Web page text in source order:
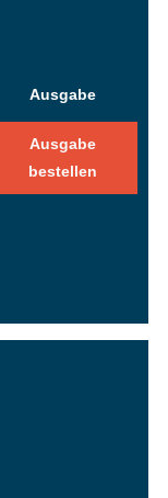
Ausgabe
Ausgabe
bestellen